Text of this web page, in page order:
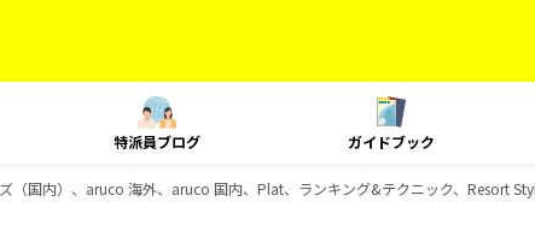
特派員ブログ ガイドブック
（国内）、aruco 海外、aruco 国内、Plat、ランキング&テクニック、Resort